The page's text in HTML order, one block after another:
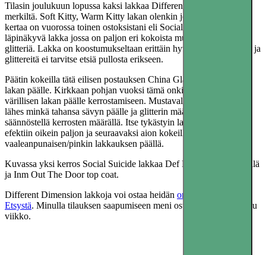
Tilasin joulukuun lopussa kaksi lakkaa Different Dimension indie
merkiltä. Soft Kitty, Warm Kitty lakan olenkin jo esitellyt ja tällä
kertaa on vuorossa toinen ostoksistani eli Social Suicide. Tämä on
läpinäkyvä lakka jossa on paljon eri kokoista mustaa ja valkoista
glitteriä. Lakka on koostumukseltaan erittäin hyvä, levittyy ohuelti ja
glittereitä ei tarvitse etsiä pullosta erikseen.
Päätin kokeilla tätä eilisen postauksen China Glaze Def Defying
lakan päälle. Kirkkaan pohjan vuoksi tämä onkin täydellinen
värillisen lakan päälle kerrostamiseen. Mustavalkoinen lakka sopii
lähes minkä tahansa sävyn päälle ja glitterin määrää on helppo
säännöstellä kerrosten määrällä. Itse tykästyin lakan tuomaan
efektiin oikein paljon ja seuraavaksi aion kokeilla tätä
vaaleanpunaisen/pinkin lakkauksen päällä.
Kuvassa yksi kerros Social Suicide lakkaa Def Defying lakan päällä
ja Inm Out The Door top coat.
Different Dimension lakkoja voi ostaa heidän omasta kaupastaan
Etsystä. Minulla tilauksen saapumiseen meni ostopäivästä vain reilu
viikko.